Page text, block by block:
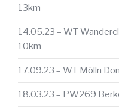
13km
14.05.23 – WT
10km
17.09.23 – WT Mölln
18.03.23 – PW269